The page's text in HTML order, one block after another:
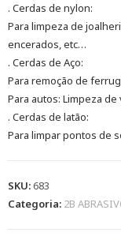
. Cerdas de nylon:
Para limpeza de
encerados, etc…
. Cerdas de Aço:
Para remoção de
Para autos: Limpeza
. Cerdas de latão:
Para limpar pontos de
SKU:683
Categoria: 2B